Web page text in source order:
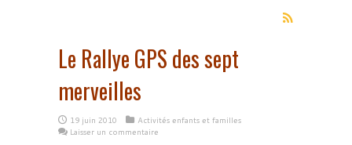
Le Rallye GPS des sept
merveilles
19 juin 2010
Activités enfants et familles
Laisser un commentaire